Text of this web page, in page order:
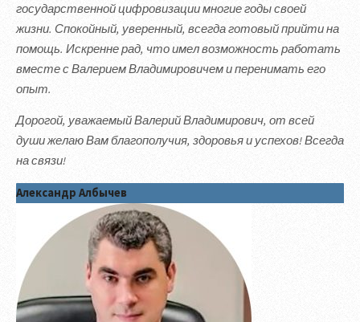
государственной цифровизации многие годы своей
жизни. Спокойный, уверенный, всегда готовый прийти на
помощь. Искренне рад, что имел возможность работать
вместе с Валерием Владимировичем и перенимать его
опыт.
Дорогой, уважаемый Валерий Владимирович, от всей
души желаю Вам благополучия, здоровья и успехов! Всегда
на связи!
Александр Албычев